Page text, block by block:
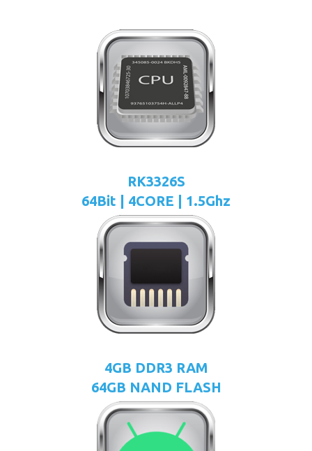
RK3326S
64Bit | 4CORE | 1.5Ghz
4GB DDR3 RAM
64GB NAND FLASH